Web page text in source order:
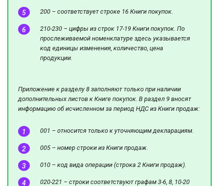
200 – соответствует строке 16 Книги покупок.
210-230 – цифры из строк 17-19 Книги покупок. По
прослеживаемой номенклатуре здесь указывается
код единицы изменения, количество, цена
продукции.
Приложение к разделу 8 заполняют только при наличии
дополнительных листов к Книге покупок. В раздел 9 вносят
информацию об исчисленном за период НДС из Книги продаж:
001 – относится только к уточняющим декларациям.
005 – номер строки из Книги продаж.
010 – код вида операции (строка 2 Книги продаж).
020-221 – строки соответствуют графам 3-6, 8, 10-20